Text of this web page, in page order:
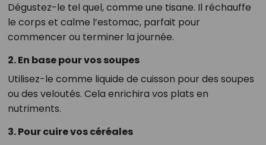
Dégustez-le tel quel, comme une tisane. Il réchauffe
le corps et calme l’estomac, parfait pour
commencer ou terminer la journée.
2. En base pour vos soupes
Utilisez-le comme liquide de cuisson pour des soupes
ou des veloutés. Cela enrichira vos plats en
nutriments.
3. Pour cuire vos céréales